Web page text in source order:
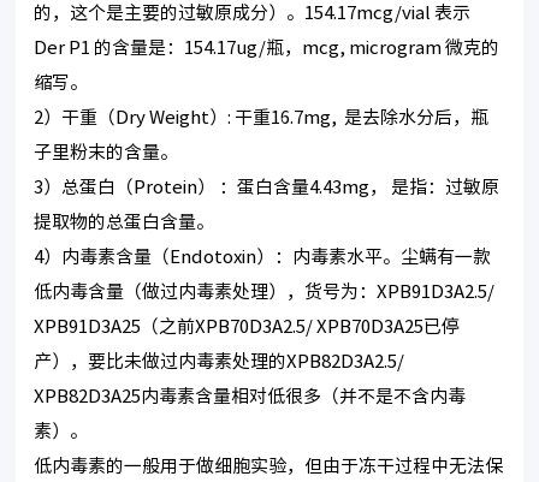
的，这个是主要的过敏原成分）。154.17mcg/vial 表示
Der P1 的含量是：154.17ug/瓶，mcg, microgram 微克的
缩写。
2）干重（Dry Weight）: 干重16.7mg, 是去除水分后，瓶
子里粉末的含量。
3）总蛋白（Protein） ：蛋白含量4.43mg， 是指：过敏原
提取物的总蛋白含量。
4）内毒素含量（Endotoxin）：内毒素水平。尘螨有一款
低内毒含量（做过内毒素处理），货号为：XPB91D3A2.5/
XPB91D3A25（之前XPB70D3A2.5/ XPB70D3A25已停
产），要比未做过内毒素处理的XPB82D3A2.5/
XPB82D3A25内毒素含量相对低很多（并不是不含内毒
素）。
低内毒素的一般用于做细胞实验，但由于冻干过程中无法保